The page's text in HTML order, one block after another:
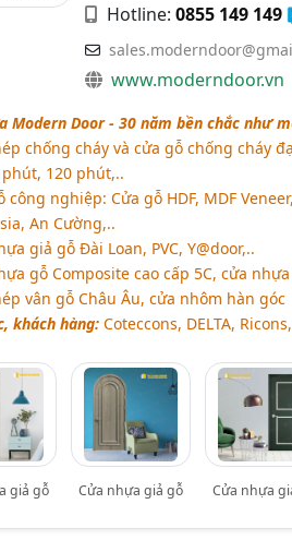
Hotline: 0855 149 149
www.moderndoor.vn
Modern Door - 30 năm bền chắc như
chống cháy và cửa gỗ chống cháy
120 phút,..
công nghiệp: Cửa gỗ HDF, MDF
An Cường,..
giả gỗ Đài Loan, PVC, Y@door,..
gỗ Composite cao cấp 5C, cửa
vân gỗ Châu Âu, cửa nhôm hàn góc
khách hàng:Coteccons, DELTA,
giả gỗ Cửa nhựa giả gỗ Cửa nhựa